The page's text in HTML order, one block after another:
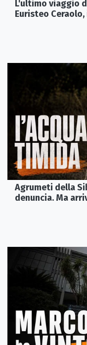
L'ultimo viaggio
Euristeo
Agrumeti della
denuncia. Ma